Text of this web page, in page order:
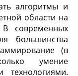
алгоритмы и
области на
В современных
большинства
(в
умение
технологиями.